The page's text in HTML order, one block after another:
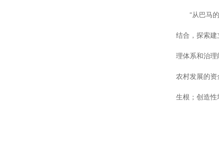
“从巴马的
结合，探索
理体系和治理
农村发展的
生根；创造性